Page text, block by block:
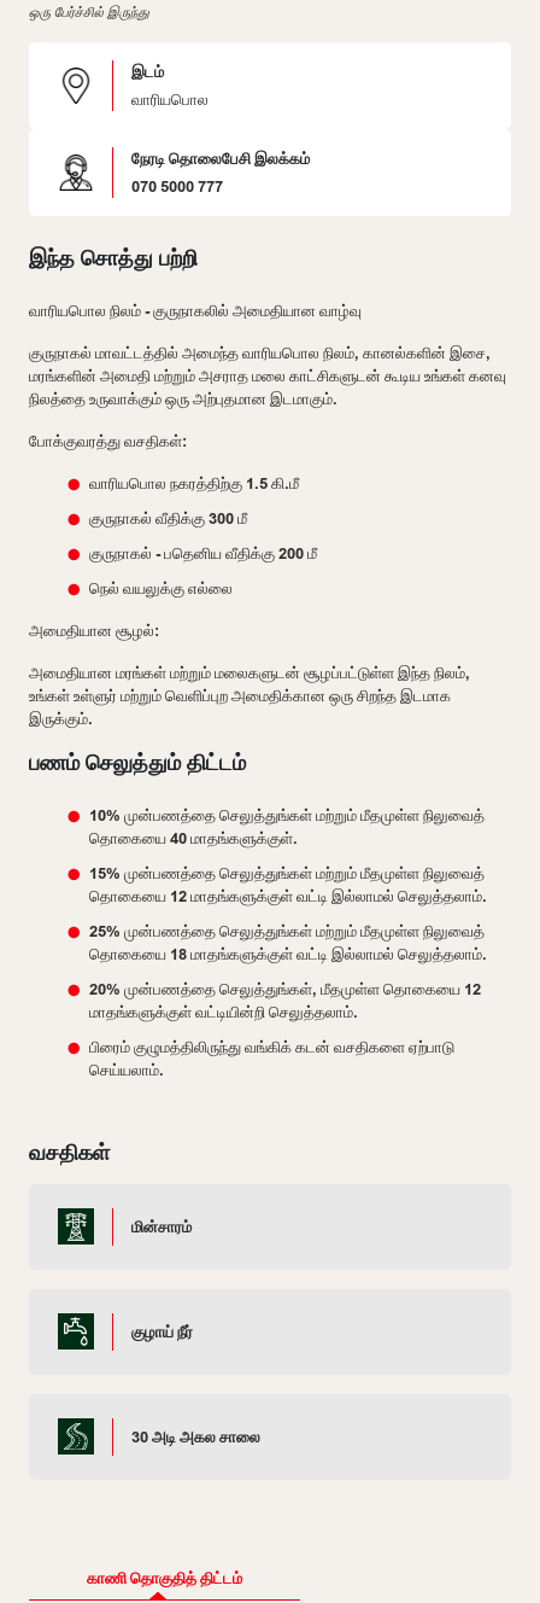
ஒரு பேர்ச்சில் இருந்து
இடம்
வாரியபொல
நேரடி தொலைபேசி இலக்கம்
070 5000 777
இந்த சொத்து பற்றி
வாரியபொல நிலம் - குருநாகலில் அமைதியான வாழ்வு
குருநாகல் மாவட்டத்தில் அமைந்த வாரியபொல நிலம், கானல்களின் இசை,
மரங்களின் அமைதி மற்றும் அசராத மலை காட்சிகளுடன் கூடிய உங்கள் கனவு
நிலத்தை உருவாக்கும் ஒரு அற்புதமான இடமாகும்.
போக்குவரத்து வசதிகள்:
வாரியபொல நகரத்திற்கு 1.5 கி.மீ
குருநாகல் வீதிக்கு 300 மீ
குருநாகல் - பதெனிய வீதிக்கு 200 மீ
நெல் வயலுக்கு எல்லை
அமைதியான சூழல்:
அமைதியான மரங்கள் மற்றும் மலைகளுடன் சூழப்பட்டுள்ள இந்த நிலம்,
உங்கள் உள்ளுர் மற்றும் வெளிப்புற அமைதிக்கான ஒரு சிறந்த இடமாக
இருக்கும்.
பணம் செலுத்தும் திட்டம்
10% முன்பணத்தை செலுத்துங்கள் மற்றும் மீதமுள்ள நிலுவைத்
தொகையை 40 மாதங்களுக்குள்.
15% முன்பணத்தை செலுத்துங்கள் மற்றும் மீதமுள்ள நிலுவைத்
தொகையை 12 மாதங்களுக்குள் வட்டி இல்லாமல் செலுத்தலாம்.
25% முன்பணத்தை செலுத்துங்கள் மற்றும் மீதமுள்ள நிலுவைத்
தொகையை 18 மாதங்களுக்குள் வட்டி இல்லாமல் செலுத்தலாம்.
20% முன்பணத்தை செலுத்துங்கள், மீதமுள்ள தொகையை 12
மாதங்களுக்குள் வட்டியின்றி செலுத்தலாம்.
பிரைம் குழுமத்திலிருந்து வங்கிக் கடன் வசதிகளை ஏற்பாடு
செய்யலாம்.
வசதிகள்
மின்சாரம்
குழாய் நீர்
30 அடி அகல சாலை
காணி தொகுதித் திட்டம்